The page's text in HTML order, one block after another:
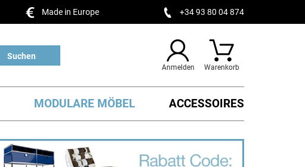
Made in Europe +34 93 80 04 874
Suchen
Anmelden Warenkorb
MODULARE MÖBEL ACCESSOIRES